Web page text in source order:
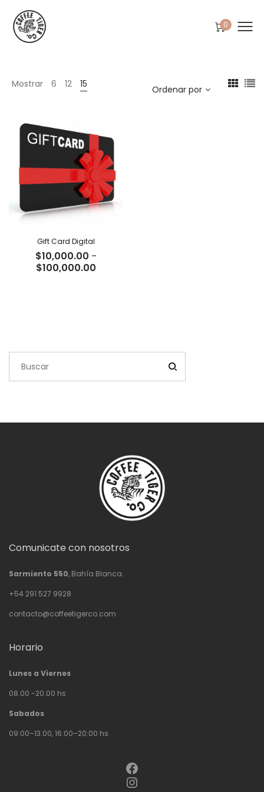
0
Mostrar 6 12 15 Ordenar por
Gift Card Digital
$10,000.00 -
$100,000.00
Comunicate con nosotros
Sarmiento 550, Bahía Blanca.
+54 291 527 9928
contacto@coffeetigerco.com
Horario
Lunes a Viernes
08.00 -20.00 hs
Sabados
09:00–13:00, 16:00–20:00 hs
Facebook
Instagram